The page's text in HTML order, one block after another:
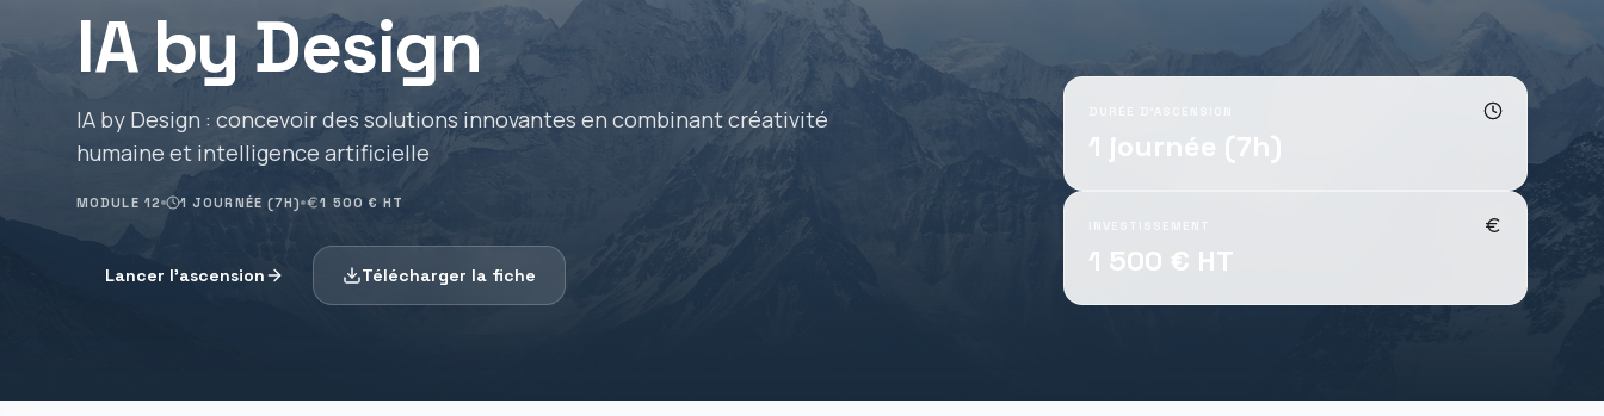
IA by Design
IA by Design : concevoir des solutions innovantes en combinant créativité
humaine et intelligence artificielle
MODULE 12 1 JOURNÉE (7H) 1 500 € HT
Lancer l'ascension Télécharger la fiche
1 journée (7h)
1 500 € HT